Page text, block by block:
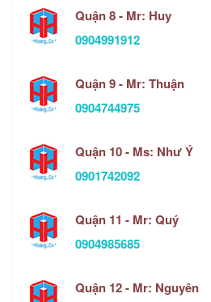
Quận 8 - Mr: Huy
0904991912
Quận 9 - Mr: Thuận
0904744975
Quận 10 - Ms: Như Ý
0901742092
Quận 11 - Mr: Quý
0904985685
Quận 12 - Mr: Nguyên